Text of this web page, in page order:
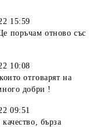
15:59
поръчам отново със
10:08
отговарят на
добри !
09:51
бърза